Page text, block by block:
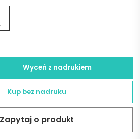
Wyceń z nadrukiem
Kup bez nadruku
Zapytaj o produkt